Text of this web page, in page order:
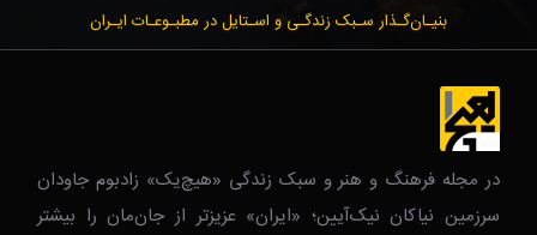
بنیـان‌گـذار سـبک زندگـی و اسـتایل در مطبـوعـات ایـران
در مجله فرهنگ و هنر و سبک زندگی‌ «هیچ‌یک» زادبوم جاودان
سرزمین نیاکان نیک‌‌‌آیین؛ «ایران» عزیزتر از جان‌مان را بیشتر